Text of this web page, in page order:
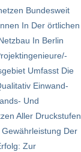
Bundes­weit
In Der örtlichen
In Berlin
Umfasst Die
Einwand­
Und
Aller Druck­stufen
Der
Zur